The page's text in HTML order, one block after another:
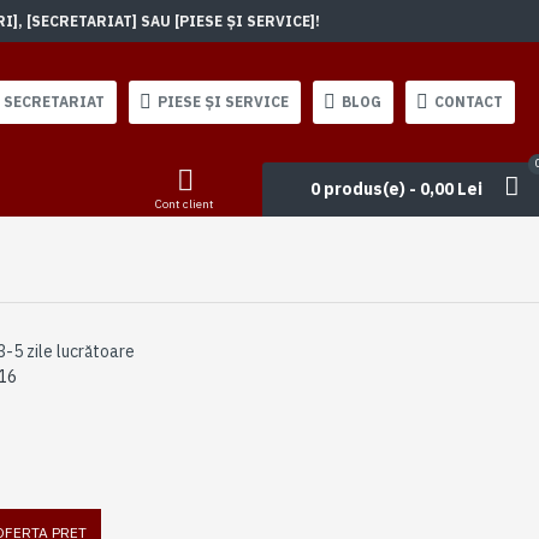
[SECRETARIAT] SAU [PIESE ȘI SERVICE]!
SECRETARIAT PIESE ȘI SERVICE BLOG CONTACT
Cont client
0 produs(e) - 0,00 Lei
5 zile lucrătoare
PRET